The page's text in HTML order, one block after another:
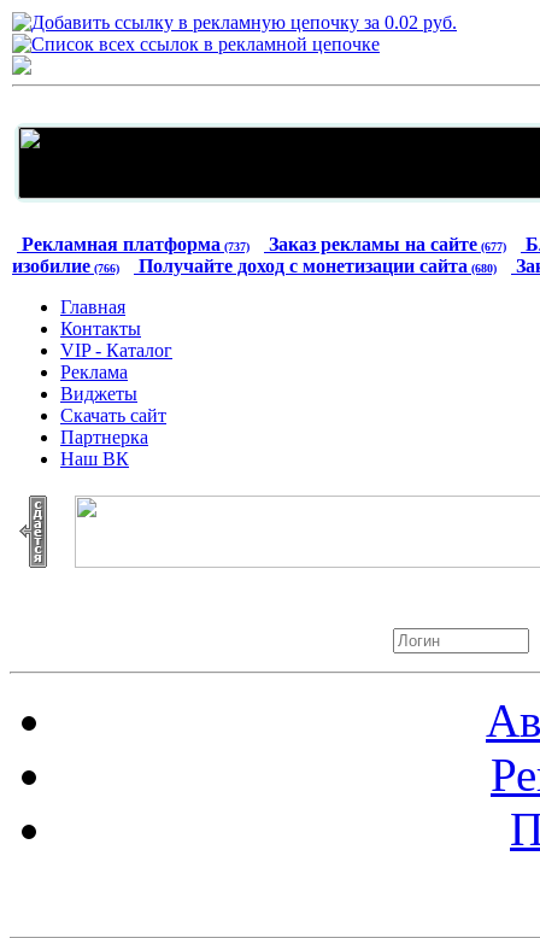
Рекламная платформа (737) Заказ рекламы на сайте (677)
изобилие (766) Получайте доход с монетизации сайта (680)
Главная
Контакты
VIP - Каталог
Реклама
Виджеты
Скачать сайт
Партнерка
Наш ВК